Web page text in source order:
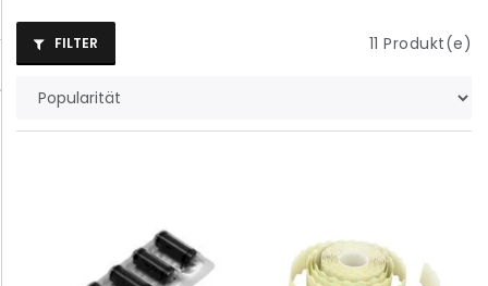
FILTER 11 Produkt(e)